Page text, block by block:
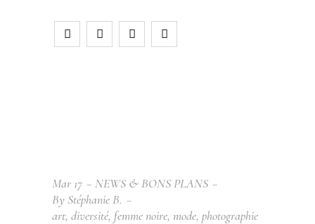
Mar 17
NEWS & BONS PLANS
By Stéphanie B.
art, diversité, femme noire, mode, photographie